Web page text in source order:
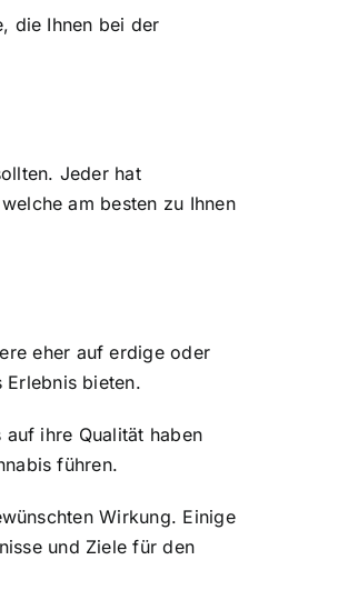
die Ihnen bei der
Jeder hat
am besten zu Ihnen
eher auf erdige oder
Erlebnis bieten.
ihre Qualität haben
führen.
Wirkung. Einige
und Ziele für den